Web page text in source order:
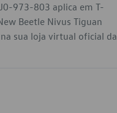
973-803 aplica em T-
Beetle Nivus Tiguan
sua loja virtual oficial da